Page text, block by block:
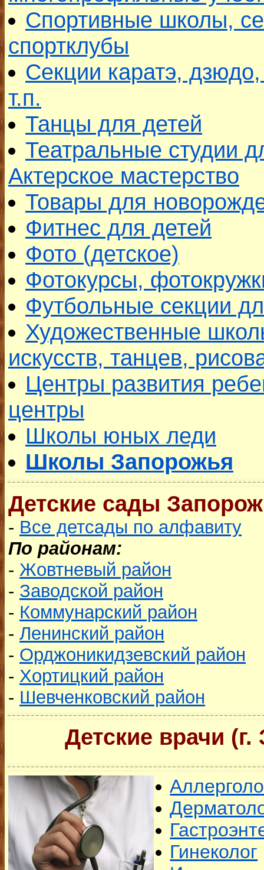
Спортивные школы,
спортклубы
Секции каратэ,
т.п.
Танцы для детей
Театральные студии
Актерское мастерство
Товары для
Фитнес для детей
Фото (детское)
Фотокурсы,
Футбольные секции
Художественные
искусств, танцев,
Центры развития
центры
Школы юных леди
Школы Запорожья
Детские сады
- Все детсады по алфавиту
По районам:
- Жовтневый район
- Заводской район
- Коммунарский район
- Ленинский район
- Орджоникидзевский район
- Хортицкий район
- Шевченковский район
Детские врачи
Гинеколог